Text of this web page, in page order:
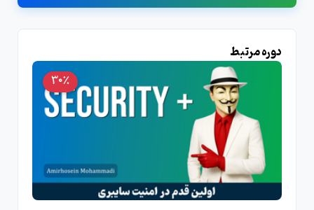
دوره مرتبط
30٪